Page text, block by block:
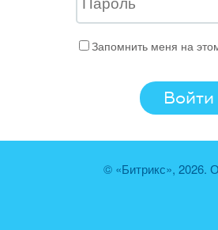
Запомнить меня на
© «Битрикс», 2026.